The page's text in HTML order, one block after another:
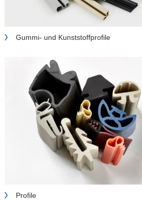
Gummi- und Kunststoffprofile
Profile